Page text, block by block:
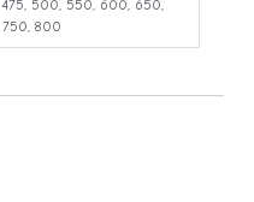
500, 550, 600, 650,
800